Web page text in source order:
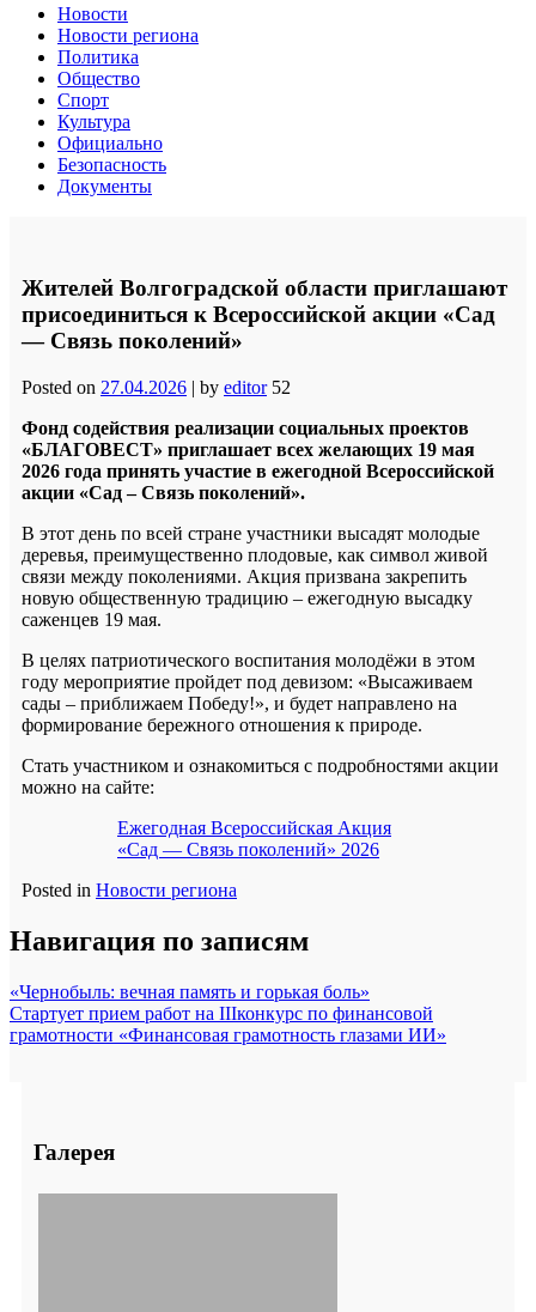
Новости
Новости региона
Политика
Общество
Спорт
Культура
Официально
Безопасность
Документы
Жителей Волгоградской области приглашают
присоединиться к Всероссийской акции «Сад
— Связь поколений»
Posted on 27.04.2026 | by editor 52
Фонд содействия реализации социальных проектов
«БЛАГОВЕСТ» приглашает всех желающих 19 мая
2026 года принять участие в ежегодной Всероссийской
акции «Сад – Связь поколений».
В этот день по всей стране участники высадят молодые
деревья, преимущественно плодовые, как символ живой
связи между поколениями. Акция призвана закрепить
новую общественную традицию – ежегодную высадку
саженцев 19 мая.
В целях патриотического воспитания молодёжи в этом
году мероприятие пройдет под девизом: «Высаживаем
сады – приближаем Победу!», и будет направлено на
формирование бережного отношения к природе.
Стать участником и ознакомиться с подробностями акции
можно на сайте:
Ежегодная Всероссийская Акция
«Сад — Связь поколений» 2026
Posted in Новости региона
Навигация по записям
«Чернобыль: вечная память и горькая боль»
Стартует прием работ на IIIконкурс по финансовой
грамотности «Финансовая грамотность глазами ИИ»
Галерея